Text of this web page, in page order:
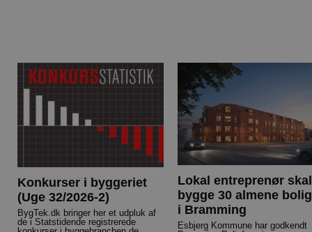
Konkurser i byggeriet
(Uge 32/2026-2)
BygTek.dk bringer her et udpluk af
de i Statstidende registrerede
Lokal entreprenør skal
bygge 30 almene
i Bramming
Esbjerg Kommune har godkendt